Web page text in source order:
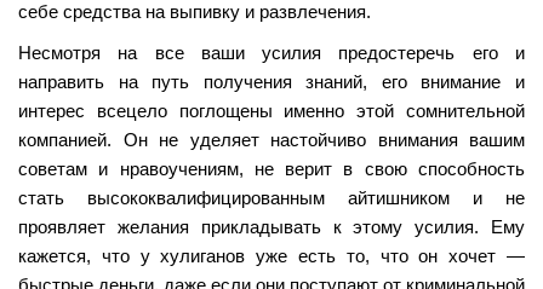
себе средства на выпивку и развлечения.
Несмотря на все ваши усилия предостеречь его и
направить на путь получения знаний, его внимание и
интерес всецело поглощены именно этой сомнительной
компанией. Он не уделяет настойчиво внимания вашим
советам и нравоучениям, не верит в свою способность
стать высококвалифицированным айтишником и не
проявляет желания прикладывать к этому усилия. Ему
кажется, что у хулиганов уже есть то, что он хочет —
быстрые деньги, даже если они поступают от криминальной